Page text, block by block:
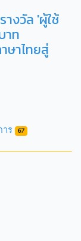
งวัล 'ผู้ใช้
าท
ษาไทยสู่
าร 67